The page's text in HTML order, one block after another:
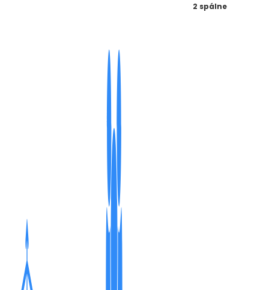
2 spálne